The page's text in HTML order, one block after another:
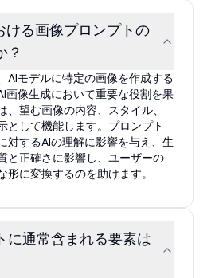
ける画像プロンプトの
？
AIモデルに特定の画像を作成する
画像生成において重要な役割を果
、望む画像の内容、スタイル、
として機能します。プロンプト
対するAIの理解に影響を与え、生
と正確さに影響し、ユーザーの
形に変換するのを助けます。
に通常含まれる要素は